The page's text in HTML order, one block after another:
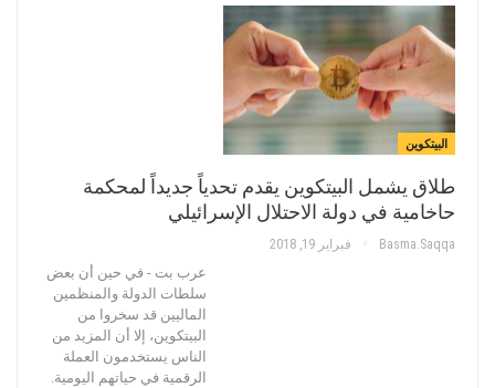
البيتكوين
طلاق يشمل البيتكوين يقدم تحدياً جديداً لمحكمة
حاخامية في دولة الاحتلال الإسرائيلي
Basma.saqqa فبراير 19, 2018
عرب بت - في حين أن بعض
سلطات الدولة والمنظمين
الماليين قد سخروا من
البيتكوين، إلا أن المزيد من
الناس يستخدمون العملة
الرقمية في حياتهم اليومية.